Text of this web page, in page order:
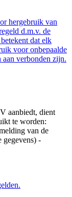
hergebruik van
d.m.v. de
dat elk
voor onbepaalde
aan verbonden zijn.
aanbiedt, dient
te worden:
van de
gegevens) -